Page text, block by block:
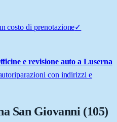
costo di prenotazione✓
e revisione auto aLuserna
con indirizzi e
San Giovanni (105)